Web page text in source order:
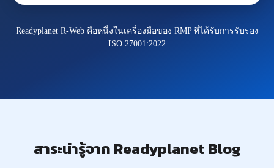
Readyplanet R-Web คือหนึ่งในเครื่องมือของ RMP ที่ได้รับการรับรอง
ISO 27001:2022
สาระน่ารู้จาก Readyplanet Blog